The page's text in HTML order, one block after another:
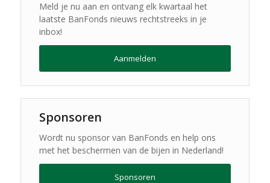
Meld je nu aan en ontvang elk kwartaal het
laatste BanFonds nieuws rechtstreeks in je
inbox!
Aanmelden
Sponsoren
Wordt nu sponsor van BanFonds en help ons
met het beschermen van de bijen in Nederland!
Sponsoren